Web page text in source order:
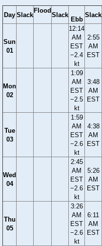
Day Slack
Flood
Slack
Ebb
Slack
Sun
01
12:14
AM
EST
−2.4
kt
2:55
AM
EST
Mon
02
1:09
AM
EST
−2.5
kt
3:48
AM
EST
Tue
03
1:59
AM
EST
−2.6
kt
4:38
AM
EST
Wed
04
2:45
AM
EST
−2.6
kt
5:26
AM
EST
Thu
05
3:26
AM
EST
−2.6
kt
6:11
AM
EST